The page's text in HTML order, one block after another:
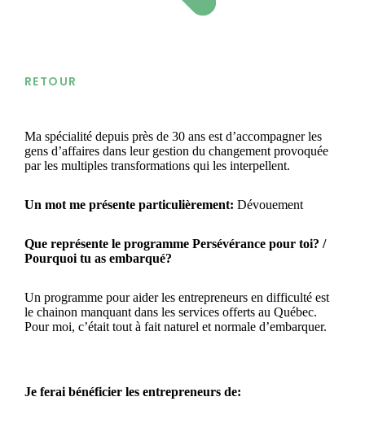
RETOUR
Ma spécialité depuis près de 30 ans est d’accompagner les
gens d’affaires dans leur gestion du changement provoquée
par les multiples transformations qui les interpellent.
Un mot me présente particulièrement: Dévouement
Que représente le programme Persévérance pour toi? /
Pourquoi tu as embarqué?
Un programme pour aider les entrepreneurs en difficulté est
le chainon manquant dans les services offerts au Québec.
Pour moi, c’était tout à fait naturel et normale d’embarquer.
Je ferai bénéficier les entrepreneurs de: